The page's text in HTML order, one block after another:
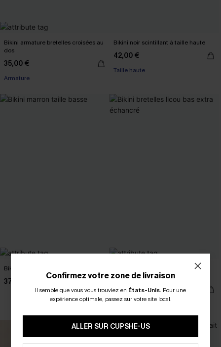
Bikini armature bretelles croisées au
dos
35,00 €
Armature
Bikini noir scintillant à taille haute
42,00 €
Taille haute
Bikini marron taille basse
37,00 €
Bikini bretelles licou bas extra
échancré
35,00 €
Confirmez votre zone de livraison
Il semble que vous vous trouviez en États-Unis. Pour une
expérience optimale, passez sur votre site local.
ALLER SUR CUPSHE-US